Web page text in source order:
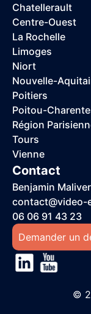
Chatellerault
Centre-Ouest
La Rochelle
Limoges
Niort
Nouvelle-
Poitiers
Poitou-
Région
Tours
Vienne
Contact
Benjamin
contact@video-
06 06 91 43 23
Demander un
©